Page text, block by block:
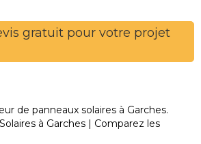
gratuit pour votre projet
de panneaux solaires à Garches.
à Garches | Comparez les